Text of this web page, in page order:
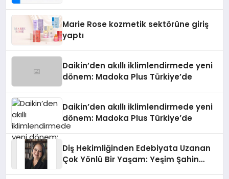
Marie Rose kozmetik sektörüne giriş
yaptı
Daikin’den akıllı iklimlendirmede yeni
dönem: Madoka Plus Türkiye’de
Daikin’den akıllı iklimlendirmede yeni
dönem: Madoka Plus Türkiye’de
Diş Hekimliğinden Edebiyata Uzanan
Çok Yönlü Bir Yaşam: Yeşim Şahin